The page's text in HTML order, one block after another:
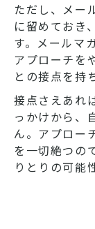
ただし、メー
に留めておき
す。メールマ
アプローチを
との接点を持
接点さえあれ
っかけから、
ん。アプロー
を一切絶つの
りとりの可能